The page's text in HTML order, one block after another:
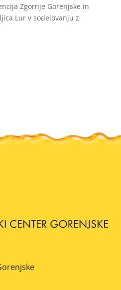
Zgornje Gorenjske in
Lur v sodelovanju z